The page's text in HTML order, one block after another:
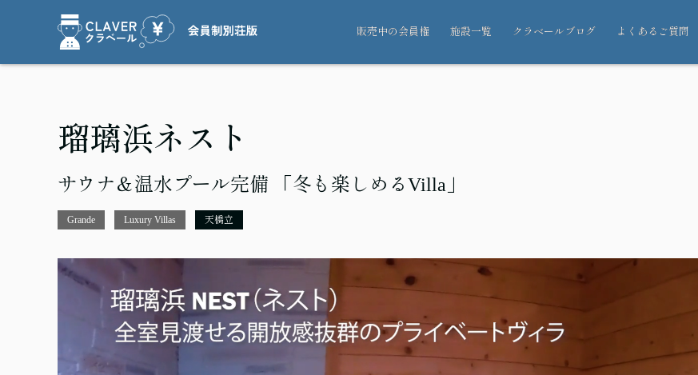
販売中の会員権 施設一覧 クラベールブログ よくあるご質問
瑠璃浜ネスト
サウナ＆温水プール完備 「冬も楽しめるVilla」
Grande Luxury Villas 天橋立